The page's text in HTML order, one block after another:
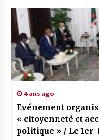
impressionnants »
4 ans ago
Evénement
« citoyenneté et
politique » / Le 1er